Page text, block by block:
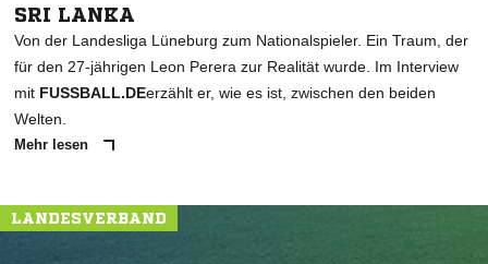
SRI LANKA
Von der Landesliga Lüneburg zum Nationalspieler. Ein Traum, der
für den 27-jährigen Leon Perera zur Realität wurde. Im Interview
mit FUSSBALL.DEerzählt er, wie es ist, zwischen den beiden
Welten.
Mehr lesen
LANDESVERBAND